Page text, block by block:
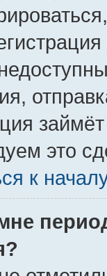
это
к